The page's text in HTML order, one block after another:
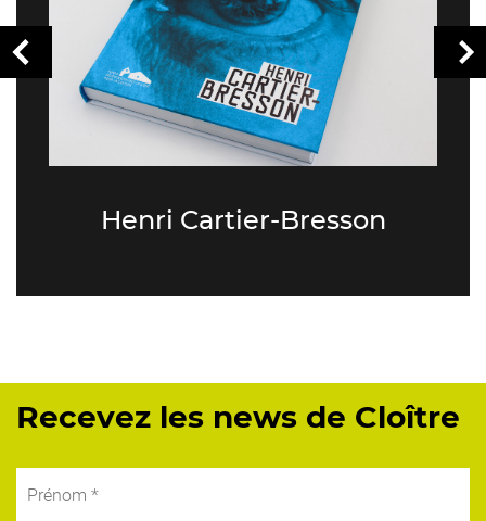
Henri Cartier-Bresson
Recevez les news de Cloître